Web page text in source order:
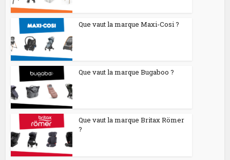
Que vaut la marque Maxi-Cosi ?
Que vaut la marque Bugaboo ?
Que vaut la marque Britax Römer
?